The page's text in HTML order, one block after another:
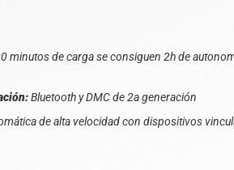
minutos de carga se consiguen 2h de
Bluetooth y DMC de 2a generación
de alta velocidad con dispositivos